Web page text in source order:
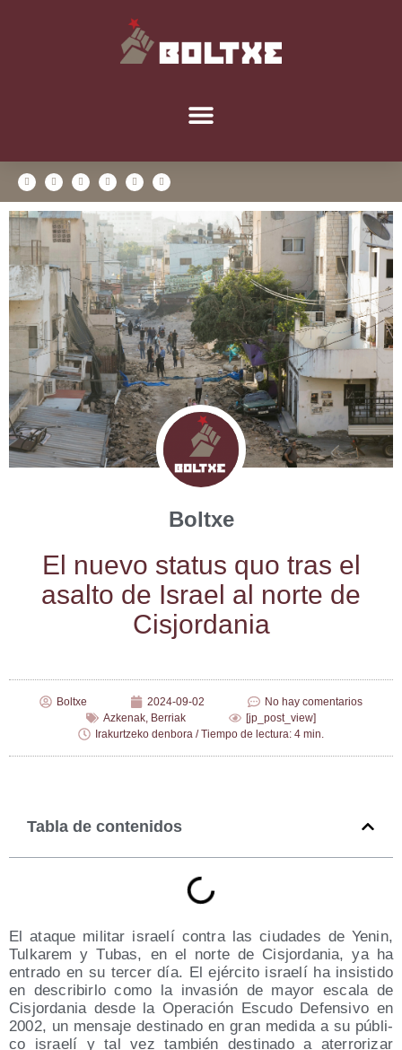
Boltxe
El nue­vo sta­tus quo tras el
asal­to de Israel al nor­te de
Cisjordania
Boltxe 2024-09-02
No hay comentarios
Azkenak, Berriak
[jp_post_view]
Irakurtzeko denbora / Tiempo de lectura: 4 min.
Tabla de contenidos
El ata­que mili­tar israe­lí con­tra las ciu­da­des de Yenin,
Tul­ka­rem y Tubas, en el nor­te de Cis­jor­da­nia, ya ha
entra­do en su ter­cer día. El ejér­ci­to israe­lí ha insis­ti­do
en des­cri­bir­lo como la inva­sión de mayor esca­la de
Cis­jor­da­nia des­de la Ope­ra­ción Escu­do Defen­si­vo en
2002, un men­sa­je des­ti­na­do en gran medi­da a su públi­
co israe­lí y tal vez tam­bién des­ti­na­do a ate­rro­ri­zar